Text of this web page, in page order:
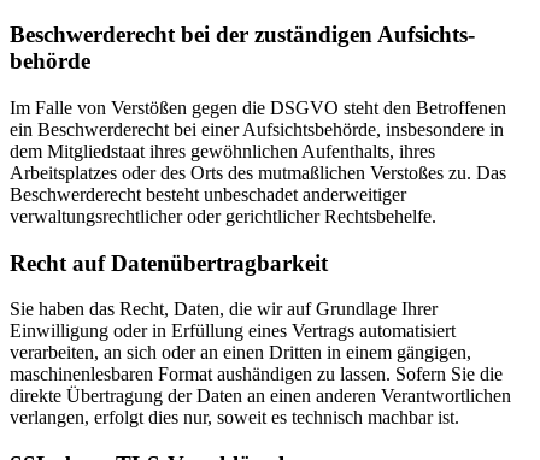
Beschwerde­recht bei der zuständigen Aufsichts­
behörde
Im Falle von Verstößen gegen die DSGVO steht den Betroffenen
ein Beschwerderecht bei einer Aufsichtsbehörde, insbesondere in
dem Mitgliedstaat ihres gewöhnlichen Aufenthalts, ihres
Arbeitsplatzes oder des Orts des mutmaßlichen Verstoßes zu. Das
Beschwerderecht besteht unbeschadet anderweitiger
verwaltungsrechtlicher oder gerichtlicher Rechtsbehelfe.
Recht auf Daten­übertrag­barkeit
Sie haben das Recht, Daten, die wir auf Grundlage Ihrer
Einwilligung oder in Erfüllung eines Vertrags automatisiert
verarbeiten, an sich oder an einen Dritten in einem gängigen,
maschinenlesbaren Format aushändigen zu lassen. Sofern Sie die
direkte Übertragung der Daten an einen anderen Verantwortlichen
verlangen, erfolgt dies nur, soweit es technisch machbar ist.